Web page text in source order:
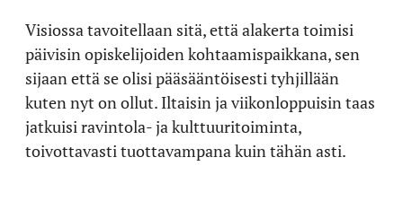
Visiossa tavoitellaan sitä, että alakerta toimisi
päivisin opiskelijoiden kohtaamispaikkana, sen
sijaan että se olisi pääsääntöisesti tyhjillään
kuten nyt on ollut. Iltaisin ja viikonloppuisin taas
jatkuisi ravintola- ja kulttuuritoiminta,
toivottavasti tuottavampana kuin tähän asti.